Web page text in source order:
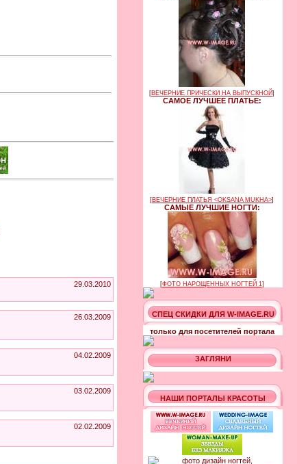
29.03.2010
26.03.2009
04.02.2009
03.02.2009
02.02.2009
[ВЕЧЕРНИЕ ПРИЧЕСКИ НА ВЫПУСКНОЙ]
САМОЕ ЛУЧШЕЕ ПЛАТЬЕ:
[ВЕЧЕРНИЕ ПЛАТЬЯ <OKSANA MUKHA>]
САМЫЕ ЛУЧШИЕ НОГТИ:
[ФОТО НАРОЩЕННЫХ НОГТЕЙ 1]
СПЕЦ СКИДКИ ДЛЯ W-IMAGE.RU
только для посетителей портала
ЗАГЛЯНИ
НАШИ ПОРТАЛЫ КРАСОТЫ